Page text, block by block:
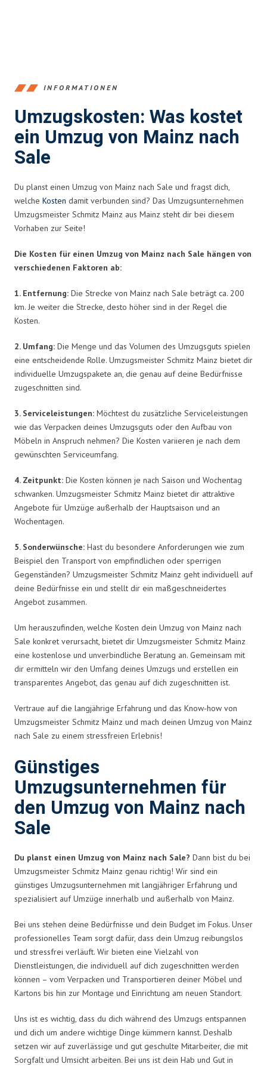
INFORMATIONEN
Umzugskosten: Was kostet
ein Umzug von Mainz nach
Sale
Du planst einen Umzug von Mainz nach Sale und fragst dich,
welche Kosten damit verbunden sind? Das Umzugsunternehmen
Umzugsmeister Schmitz Mainz aus Mainz steht dir bei diesem
Vorhaben zur Seite!
Die Kosten für einen Umzug von Mainz nach Sale hängen von
verschiedenen Faktoren ab:
1. Entfernung: Die Strecke von Mainz nach Sale beträgt ca. 200
km. Je weiter die Strecke, desto höher sind in der Regel die
Kosten.
2. Umfang: Die Menge und das Volumen des Umzugsguts spielen
eine entscheidende Rolle. Umzugsmeister Schmitz Mainz bietet dir
individuelle Umzugspakete an, die genau auf deine Bedürfnisse
zugeschnitten sind.
3. Serviceleistungen: Möchtest du zusätzliche Serviceleistungen
wie das Verpacken deines Umzugsguts oder den Aufbau von
Möbeln in Anspruch nehmen? Die Kosten variieren je nach dem
gewünschten Serviceumfang.
4. Zeitpunkt: Die Kosten können je nach Saison und Wochentag
schwanken. Umzugsmeister Schmitz Mainz bietet dir attraktive
Angebote für Umzüge außerhalb der Hauptsaison und an
Wochentagen.
5. Sonderwünsche: Hast du besondere Anforderungen wie zum
Beispiel den Transport von empfindlichen oder sperrigen
Gegenständen? Umzugsmeister Schmitz Mainz geht individuell auf
deine Bedürfnisse ein und stellt dir ein maßgeschneidertes
Angebot zusammen.
Um herauszufinden, welche Kosten dein Umzug von Mainz nach
Sale konkret verursacht, bietet dir Umzugsmeister Schmitz Mainz
eine kostenlose und unverbindliche Beratung an. Gemeinsam mit
dir ermitteln wir den Umfang deines Umzugs und erstellen ein
transparentes Angebot, das genau auf dich zugeschnitten ist.
Vertraue auf die langjährige Erfahrung und das Know-how von
Umzugsmeister Schmitz Mainz und mach deinen Umzug von Mainz
nach Sale zu einem stressfreien Erlebnis!
Günstiges
Umzugsunternehmen für
den Umzug von Mainz nach
Sale
Du planst einen Umzug von Mainz nach Sale? Dann bist du bei
Umzugsmeister Schmitz Mainz genau richtig! Wir sind ein
günstiges Umzugsunternehmen mit langjähriger Erfahrung und
spezialisiert auf Umzüge innerhalb und außerhalb von Mainz.
Bei uns stehen deine Bedürfnisse und dein Budget im Fokus. Unser
professionelles Team sorgt dafür, dass dein Umzug reibungslos
und stressfrei verläuft. Wir bieten eine Vielzahl von
Dienstleistungen, die individuell auf dich zugeschnitten werden
können – vom Verpacken und Transportieren deiner Möbel und
Kartons bis hin zur Montage und Einrichtung am neuen Standort.
Uns ist es wichtig, dass du dich während des Umzugs entspannen
und dich um andere wichtige Dinge kümmern kannst. Deshalb
setzen wir auf zuverlässige und gut geschulte Mitarbeiter, die mit
Sorgfalt und Umsicht arbeiten. Bei uns ist dein Hab und Gut in